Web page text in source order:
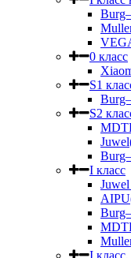
0 класс
S1
S2
I класс
I